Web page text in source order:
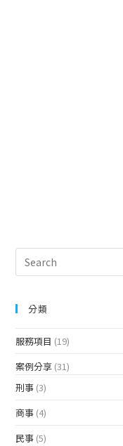
分類
服務項目 (19)
案例分享 (31)
刑事 (3)
商事 (4)
民事 (5)